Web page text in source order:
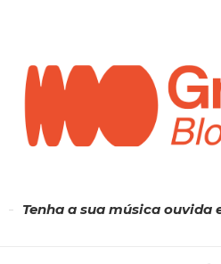
Tenha a sua música ouvida